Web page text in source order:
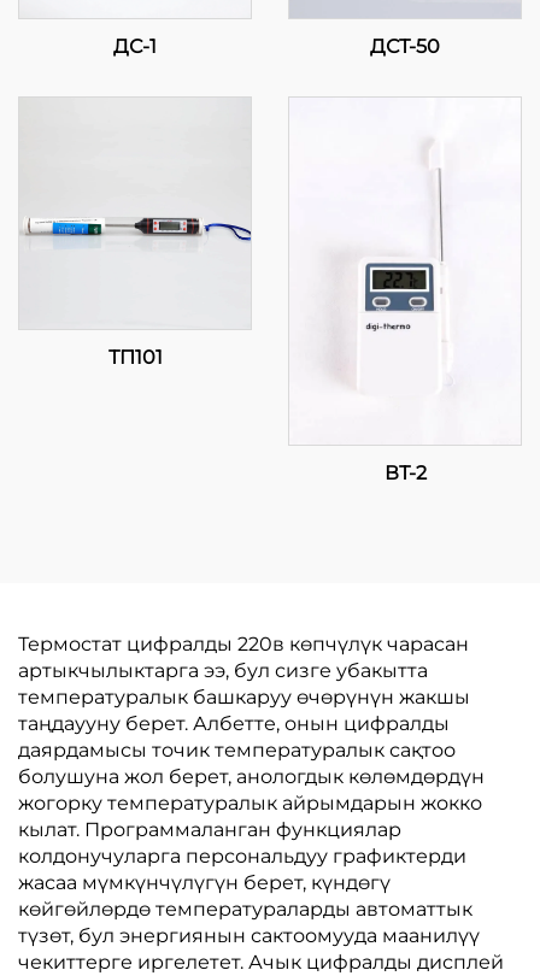
ДС-1 ДСТ-50
ТП101
ВТ-2
Термостат цифралды 220в көпчүлүк чарасан
артыкчылыктарга ээ, бул сизге убакытта
температуралык башкаруу өчөрүнүн жакшы
таңдаууну берет. Албетте, онын цифралды
даярдамысы точик температуралык сақтоо
болушуна жол берет, анологдык көлөмдөрдүн
жогорку температуралык айрымдарын жокко
кылат. Программаланган функциялар
колдонучуларга персональдуу графиктерди
жасаа мүмкүнчүлүгүн берет, күндөгү
көйгөйлөрдө температураларды автоматтык
түзөт, бул энергиянын сактоомууда маанилүү
чекиттерге иргелетет. Ачык цифралды дисплей